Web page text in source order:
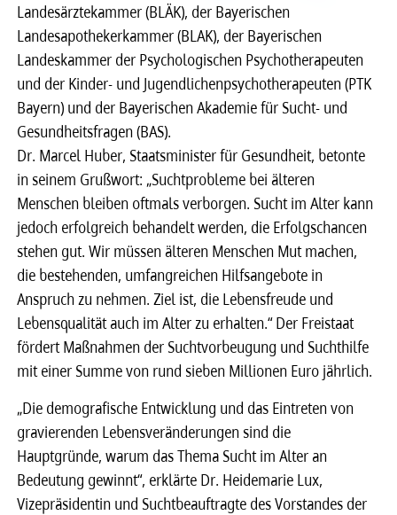
Landesärztekammer (BLÄK), der Bayerischen
Landesapothekerkammer (BLAK), der Bayerischen
Landeskammer der Psychologischen Psychotherapeuten
und der Kinder- und Jugendlichenpsychotherapeuten (PTK
Bayern) und der Bayerischen Akademie für Sucht- und
Gesundheitsfragen (BAS).
Dr. Marcel Huber, Staatsminister für Gesundheit, betonte
in seinem Grußwort: „Suchtprobleme bei älteren
Menschen bleiben oftmals verborgen. Sucht im Alter kann
jedoch erfolgreich behandelt werden, die Erfolgschancen
stehen gut. Wir müssen älteren Menschen Mut machen,
die bestehenden, umfangreichen Hilfsangebote in
Anspruch zu nehmen. Ziel ist, die Lebensfreude und
Lebensqualität auch im Alter zu erhalten.“ Der Freistaat
fördert Maßnahmen der Suchtvorbeugung und Suchthilfe
mit einer Summe von rund sieben Millionen Euro jährlich.
„Die demografische Entwicklung und das Eintreten von
gravierenden Lebensveränderungen sind die
Hauptgründe, warum das Thema Sucht im Alter an
Bedeutung gewinnt“, erklärte Dr. Heidemarie Lux,
Vizepräsidentin und Suchtbeauftragte des Vorstandes der